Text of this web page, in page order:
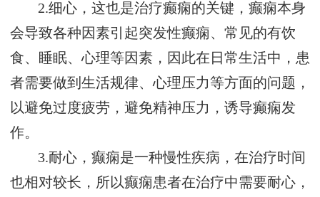
2.细心，这也是治疗癫痫的关键，癫痫本身
会导致各种因素引起突发性癫痫、常见的有饮
食、睡眠、心理等因素，因此在日常生活中，患
者需要做到生活规律、心理压力等方面的问题，
以避免过度疲劳，避免精神压力，诱导癫痫发
作。
3.耐心，癫痫是一种慢性疾病，在治疗时间
也相对较长，所以癫痫患者在治疗中需要耐心，